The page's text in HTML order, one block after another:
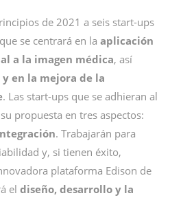
de 2021 a seis start-ups
se centrará en la aplicación
a la imagen médica, así
en la mejora de la
. Las start-ups que se adhieran al
propuesta en tres aspectos:
. Trabajarán para
y, si tienen éxito,
plataforma Edison de
el diseño, desarrollo y la